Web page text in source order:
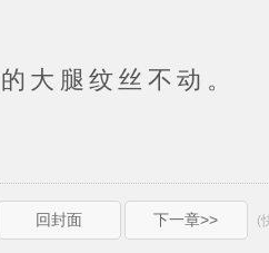
腿纹丝不动。
回封面 下一章>> (